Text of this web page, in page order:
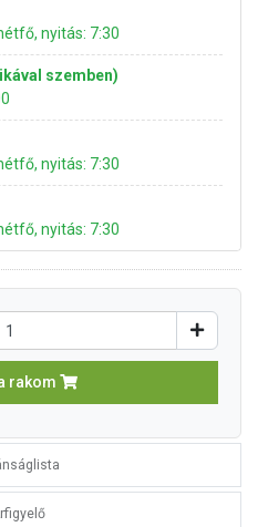
nyitás: 7:30
szemben)
nyitás: 7:30
nyitás: 7:30
rakom